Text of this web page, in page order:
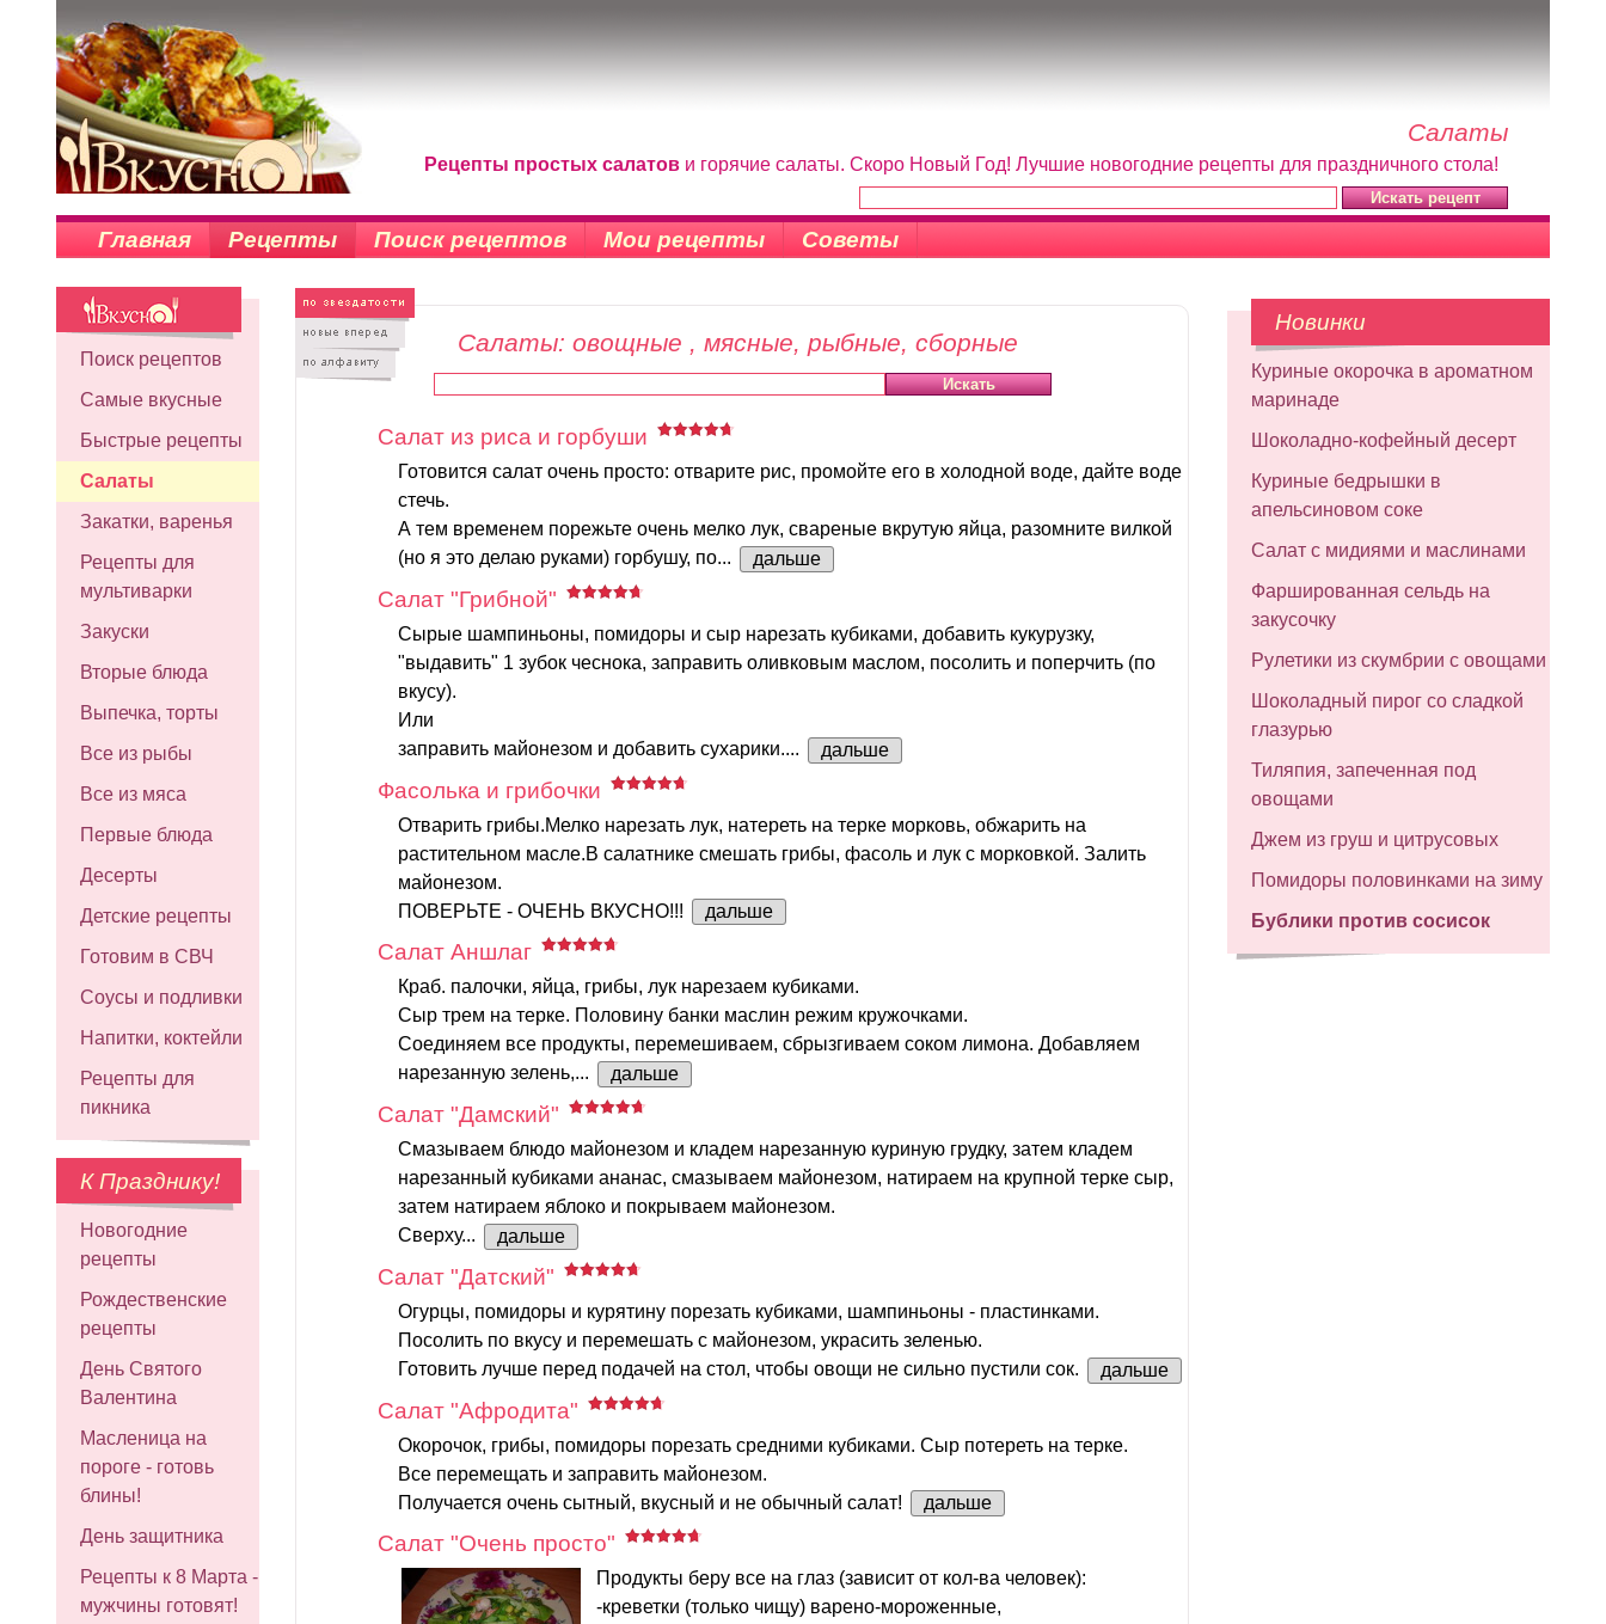
Салаты
Рецепты простых салатов и горячие салаты. Скоро Новый Год! Лучшие новогодние рецепты для праздничного стола!
Главная Рецепты Поиск рецептов Мои рецепты Советы
Поиск рецептов
Самые вкусные
Быстрые рецепты
Салаты
Закатки, варенья
Рецепты для
мультиварки
Закуски
Вторые блюда
Выпечка, торты
Все из рыбы
Все из мяса
Первые блюда
Десерты
Детские рецепты
Готовим в СВЧ
Соусы и подливки
Напитки, коктейли
Рецепты для
пикника
К Празднику!
Новогодние
рецепты
Рождественские
рецепты
День Святого
Валентина
Масленица на
пороге - готовь
блины!
День защитника
Рецепты к 8 Марта -
мужчины готовят!
Салаты: овощные , мясные, рыбные, сборные
Салат из риса и горбуши
Готовится салат очень просто: отварите рис, промойте его в холодной воде, дайте воде
стечь.
А тем временем порежьте очень мелко лук, свареные вкрутую яйца, разомните вилкой
(но я это делаю руками) горбушу, по...
дальше
Салат "Грибной"
Сырые шампиньоны, помидоры и сыр нарезать кубиками, добавить кукурузку,
"выдавить" 1 зубок чеснока, заправить оливковым маслом, посолить и поперчить (по
вкусу).
Или
заправить майонезом и добавить сухарики....
дальше
Фасолька и грибочки
Отварить грибы.Мелко нарезать лук, натереть на терке морковь, обжарить на
растительном масле.В салатнике смешать грибы, фасоль и лук с морковкой. Залить
майонезом.
ПОВЕРЬТЕ - ОЧЕНЬ ВКУСНО!!!
дальше
Салат Аншлаг
Краб. палочки, яйца, грибы, лук нарезаем кубиками.
Сыр трем на терке. Половину банки маслин режим кружочками.
Соединяем все продукты, перемешиваем, сбрызгиваем соком лимона. Добавляем
нарезанную зелень,...
дальше
Салат "Дамский"
Смазываем блюдо майонезом и кладем нарезанную куриную грудку, затем кладем
нарезанный кубиками ананас, смазываем майонезом, натираем на крупной терке сыр,
затем натираем яблоко и покрываем майонезом.
Сверху...
дальше
Салат "Датский"
Огурцы, помидоры и курятину порезать кубиками, шампиньоны - пластинками.
Посолить по вкусу и перемешать с майонезом, украсить зеленью.
Готовить лучше перед подачей на стол, чтобы овощи не сильно пустили сок.
дальше
Салат "Афродита"
Окорочок, грибы, помидоры порезать средними кубиками. Сыр потереть на терке.
Все перемещать и заправить майонезом.
Получается очень сытный, вкусный и не обычный салат!
дальше
Салат "Очень просто"
Продукты беру все на глаз (зависит от кол-ва человек):
-креветки (только чищу) варено-мороженные,
Новинки
Куриные окорочка в ароматном
маринаде
Шоколадно-кофейный десерт
Куриные бедрышки в
апельсиновом соке
Салат с мидиями и маслинами
Фаршированная сельдь на
закусочку
Рулетики из скумбрии с овощами
Шоколадный пирог со сладкой
глазурью
Тиляпия, запеченная под
овощами
Джем из груш и цитрусовых
Помидоры половинками на зиму
Бублики против сосисок